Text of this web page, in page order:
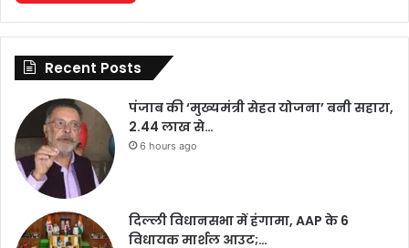
Recent Posts
पंजाब की ‘मुख्यमंत्री सेहत योजना’ बनी सहारा,
2.44 लाख से…
6 hours ago
दिल्ली विधानसभा में हंगामा, AAP के 6
विधायक मार्शल आउट;…